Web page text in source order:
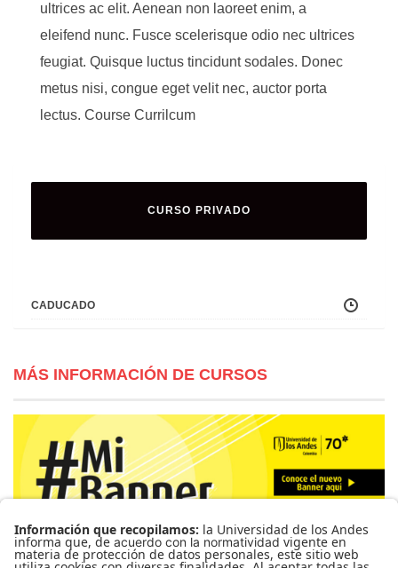
ultrices ac elit. Aenean non laoreet enim, a
eleifend nunc. Fusce scelerisque odio nec ultrices
feugiat. Quisque luctus tincidunt sodales. Donec
metus nisi, congue eget velit nec, auctor porta
lectus. Course Currilcum
CURSO PRIVADO
CADUCADO
MÁS INFORMACIÓN DE CURSOS